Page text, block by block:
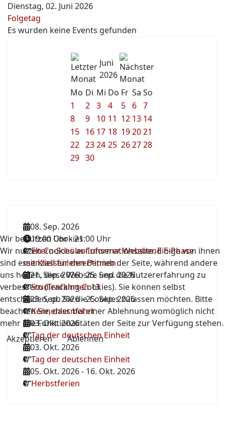
Dienstag, 02. Juni 2026
Folgetag
Es wurden keine Events gefunden
Juni
2026
Mo Di Mi Do Fr Sa So
1
2 3 4 5 6 7
8
9 10 11 12 13 14
15 16 17 18 192021
22 2324 25 262728
29 30
08. Sep. 2026
19:00 Uhr-21:00 Uhr
Eltern-Schüler-Informationsabend E-Phase
mit Klassenlehrer*innen
21. Sep. 2026-25. Sep. 2026
Studienfahrten 13
23. Sep. 2026-25. Sep. 2026
Kennenlernfahrt
03. Okt. 2026
Tag der deutschen Einheit
03. Okt. 2026
Tag der deutschen Einheit
05. Okt. 2026- 16. Okt. 2026
Herbstferien
Wir benutzen Cookies
Wir nutzen Cookies auf unserer Website. Einige von ihnen
sind essenziell für den Betrieb der Seite, während andere
uns helfen, diese Website und die Nutzererfahrung zu
verbessern (Tracking Cookies). Sie können selbst
entscheiden, ob Sie die Cookies zulassen möchten. Bitte
beachten Sie, dass bei einer Ablehnung womöglich nicht
mehr alle Funktionalitäten der Seite zur Verfügung stehen.
Akzeptieren
Ablehnen